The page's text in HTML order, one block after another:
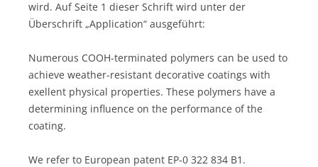
wird. Auf Seite 1 dieser Schrift wird unter der
Überschrift „Application“ ausgeführt:
Numerous COOH-terminated polymers can be used to
achieve weather-resistant decorative coatings with
exellent physical properties. These polymers have a
determining influence on the performance of the
coating.
We refer to European patent EP-0 322 834 B1.